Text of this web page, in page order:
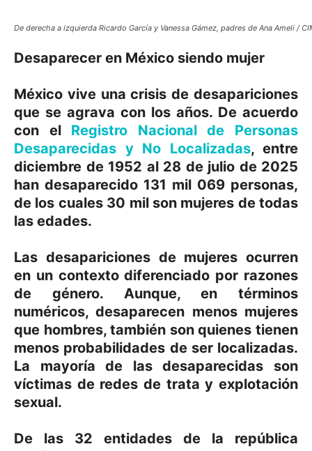
De derecha a izquierda Ricardo García y Vanessa Gámez, padres de Ana Ameli /
Desaparecer en México siendo mujer
México vive una crisis de desapariciones
que se agrava con los años. De acuerdo
con el Registro Nacional de Personas
Desaparecidas y No Localizadas, entre
diciembre de 1952 al 28 de julio de 2025
han desaparecido 131 mil 069 personas,
de los cuales 30 mil son mujeres de todas
las edades.
Las desapariciones de mujeres ocurren
en un contexto diferenciado por razones
de género. Aunque, en términos
numéricos, desaparecen menos mujeres
que hombres, también son quienes tienen
menos probabilidades de ser localizadas.
La mayoría de las desaparecidas son
víctimas de redes de trata y explotación
sexual.
De las 32 entidades de la república